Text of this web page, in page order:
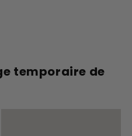
temporaire de